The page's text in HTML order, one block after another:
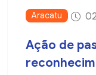
Aracatu
Ação de